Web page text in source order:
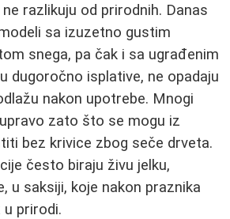
razlikuju od prirodnih. Danas
sa izuzetno gustim
snega, pa čak i sa ugrađenim
dugoročno isplative, ne opadaju
nakon upotrebe. Mnogi
zato što se mogu iz
bez krivice zbog seče drveta.
često biraju živu jelku,
u saksiji, koje nakon praznika
prirodi.